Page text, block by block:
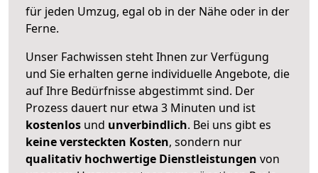
für jeden Umzug, egal ob in der Nähe oder in der
Ferne.
Unser Fachwissen steht Ihnen zur Verfügung
und Sie erhalten gerne individuelle Angebote, die
auf Ihre Bedürfnisse abgestimmt sind. Der
Prozess dauert nur etwa 3 Minuten und ist
kostenlos und unverbindlich. Bei uns gibt es
keine versteckten Kosten, sondern nur
qualitativ hochwertige Dienstleistungen von